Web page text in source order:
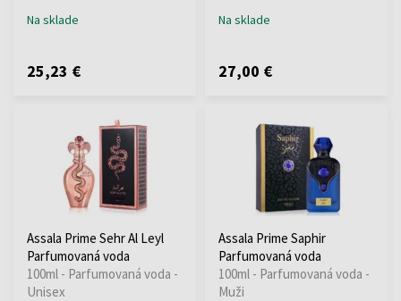
Na sklade
25,23 €
Na sklade
27,00 €
Assala Prime Sehr Al Leyl
Parfumovaná voda
100ml - Parfumovaná voda -
Unisex
Assala Prime Saphir
Parfumovaná voda
100ml - Parfumovaná voda -
Muži